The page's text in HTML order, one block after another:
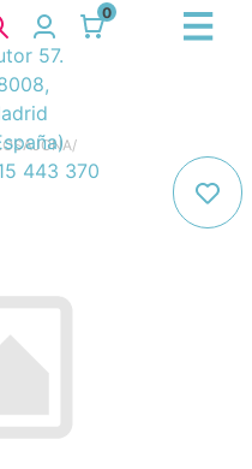
0
57.
443 370
/